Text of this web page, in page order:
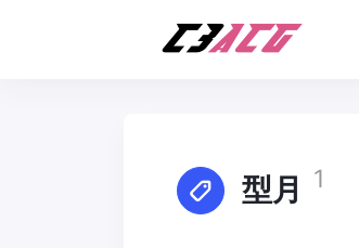
型月 1